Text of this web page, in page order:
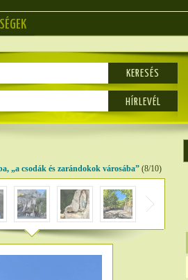
KERESÉS
„a csodák és zarándokok városába” (8/10)